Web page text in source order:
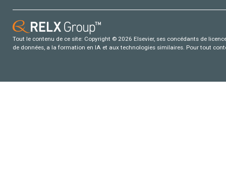
Tout le contenu de ce site: Copyright © 2026 Elsevier, ses concédants de
de données, a la formation en IA et aux technologies similaires. Pour tout